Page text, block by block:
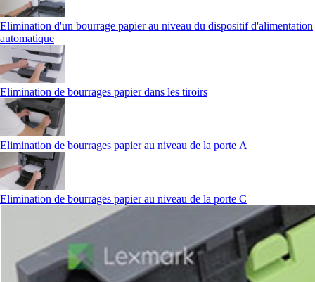
Elimination d'un bourrage papier au niveau du dispositif d'alimentation
automatique
Elimination de bourrages papier dans les tiroirs
Elimination de bourrages papier au niveau de la porte A
Elimination de bourrages papier au niveau de la porte C